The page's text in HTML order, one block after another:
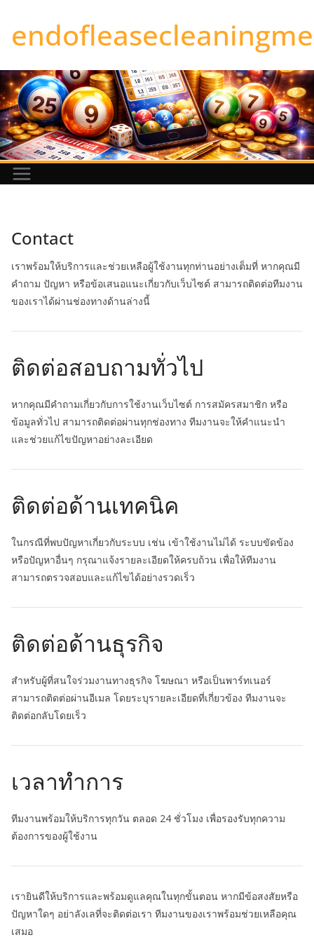
content
Contact
เราพร้อมให้บริการและช่วยเหลือผู้ใช้งานทุกท่านอย่างเต็มที่ หากคุณมี
คำถาม ปัญหา หรือข้อเสนอแนะเกี่ยวกับเว็บไซต์ สามารถติดต่อทีมงาน
ของเราได้ผ่านช่องทางด้านล่างนี้
ติดต่อสอบถามทั่วไป
หากคุณมีคำถามเกี่ยวกับการใช้งานเว็บไซต์ การสมัครสมาชิก หรือ
ข้อมูลทั่วไป สามารถติดต่อผ่านทุกช่องทาง ทีมงานจะให้คำแนะนำ
และช่วยแก้ไขปัญหาอย่างละเอียด
ติดต่อด้านเทคนิค
ในกรณีที่พบปัญหาเกี่ยวกับระบบ เช่น เข้าใช้งานไม่ได้ ระบบขัดข้อง
หรือปัญหาอื่นๆ กรุณาแจ้งรายละเอียดให้ครบถ้วน เพื่อให้ทีมงาน
สามารถตรวจสอบและแก้ไขได้อย่างรวดเร็ว
ติดต่อด้านธุรกิจ
สำหรับผู้ที่สนใจร่วมงานทางธุรกิจ โฆษณา หรือเป็นพาร์ทเนอร์
สามารถติดต่อผ่านอีเมล โดยระบุรายละเอียดที่เกี่ยวข้อง ทีมงานจะ
ติดต่อกลับโดยเร็ว
เวลาทำการ
ทีมงานพร้อมให้บริการทุกวัน ตลอด 24 ชั่วโมง เพื่อรองรับทุกความ
ต้องการของผู้ใช้งาน
เรายินดีให้บริการและพร้อมดูแลคุณในทุกขั้นตอน หากมีข้อสงสัยหรือ
ปัญหาใดๆ อย่าลังเลที่จะติดต่อเรา ทีมงานของเราพร้อมช่วยเหลือคุณ
เสมอ